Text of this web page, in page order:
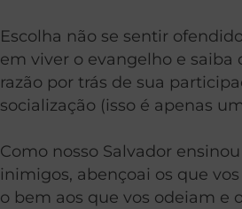
Escolha não se sentir
em viver o evangelho e saiba
razão por trás de sua
socialização (isso é apenas
Como nosso Salvador ensinou
inimigos, abençoai os que
o bem aos que vos odeiam e